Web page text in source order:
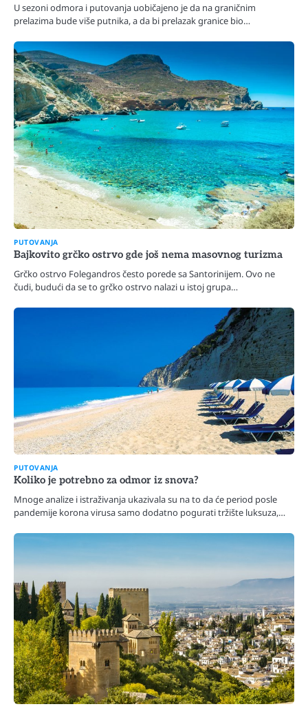
U sezoni odmora i putovanja uobičajeno je da na graničnim
prelazima bude više putnika, a da bi prelazak granice bio…
PUTOVANJA
Bajkovito grčko ostrvo gde još nema masovnog turizma
Grčko ostrvo Folegandros često porede sa Santorinijem. Ovo ne
čudi, budući da se to grčko ostrvo nalazi u istoj grupa…
PUTOVANJA
Koliko je potrebno za odmor iz snova?
Mnoge analize i istraživanja ukazivala su na to da će period posle
pandemije korona virusa samo dodatno pogurati tržište luksuza,…